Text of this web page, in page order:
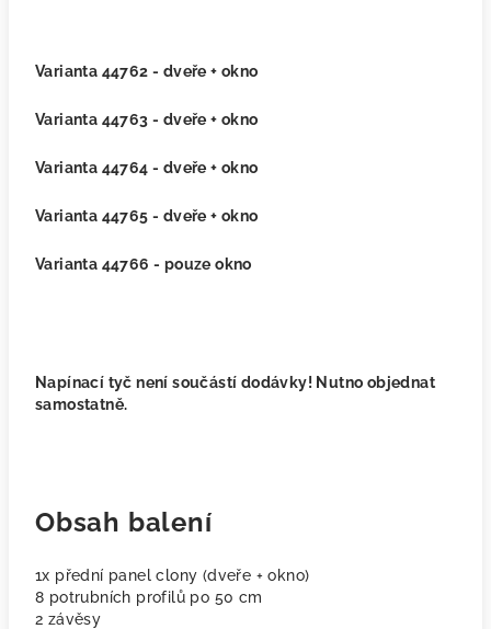
Varianta 44762 - dveře + okno
Varianta 44763 - dveře + okno
Varianta 44764 - dveře + okno
Varianta 44765 - dveře + okno
Varianta 44766 - pouze okno
Napínací tyč není součástí dodávky! Nutno objednat
samostatně.
Obsah balení
1x přední panel clony (dveře + okno)
8 potrubních profilů po 50 cm
2 závěsy